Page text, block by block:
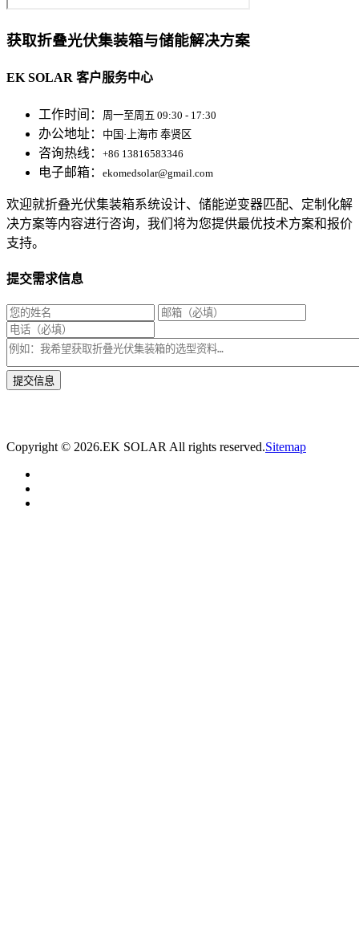
获取折叠光伏集装箱与储能解决方案
EK SOLAR 客户服务中心
工作时间： 周一至周五 09:30 - 17:30
办公地址： 中国·上海市 奉贤区
咨询热线： +86 13816583346
电子邮箱： ekomedsolar@gmail.com
欢迎就折叠光伏集装箱系统设计、储能逆变器匹配、定制化解
决方案等内容进行咨询，我们将为您提供最优技术方案和报价
支持。
提交需求信息
Copyright © 2026.EK SOLAR All rights reserved.Sitemap